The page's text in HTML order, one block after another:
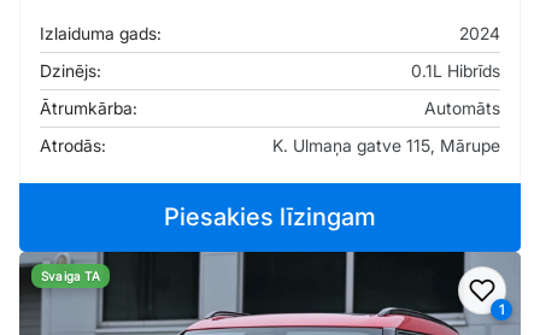
Izlaiduma gads:
2024
Dzinējs:
0.1L Hibrīds
Ātrumkārba:
Automāts
Atrodās:
K. Ulmaņa gatve 115, Mārupe
Piesakies līzingam
1
Svaiga TA